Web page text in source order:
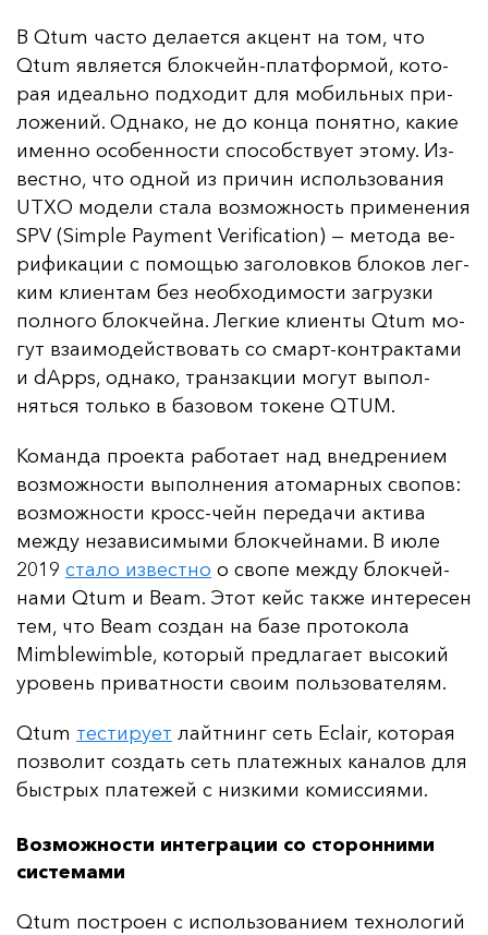
В Qtum час­то де­ла­ет­ся ак­цент на том, что
Qtum яв­ля­ет­ся блок­чейн-плат­фор­мой, ко­то­
рая иде­аль­но под­хо­дит для мо­биль­ных при­
ло­же­ний. Од­на­ко, не до кон­ца по­нят­но, ка­кие
имен­но осо­бен­нос­ти спо­собс­тву­ет это­му. Из­
вес­тно, что од­ной из при­чин ис­поль­зо­ва­ния
UTXO мо­де­ли ста­ла воз­мож­ность при­ме­не­ния
SPV (Simple Payment Verification) — ме­то­да ве­
ри­фи­ка­ции с по­мощью за­го­лов­ков бло­ков лег­
ким кли­ен­там без не­об­хо­ди­мос­ти заг­руз­ки
пол­но­го блок­чей­на. Лег­кие кли­ен­ты Qtum мо­
гут вза­имо­дей­ство­вать со смарт-кон­трак­та­ми
и dApps, од­на­ко, тран­зак­ции мо­гут вы­пол­
нять­ся толь­ко в ба­зо­вом то­ке­не QTUM.
Ко­ман­да про­ек­та ра­бо­та­ет над внед­ре­ни­ем
воз­мож­нос­ти вы­пол­не­ния ато­мар­ных сво­пов:
воз­мож­нос­ти кросс-чейн пе­ре­да­чи ак­ти­ва
меж­ду не­за­ви­си­мы­ми блок­чей­на­ми. В и­юле
2019 ста­ло из­вес­тно о сво­пе меж­ду блок­чей­
на­ми Qtum и Beam. Этот кейс так­же ин­те­ре­сен
тем, что Beam соз­дан на ба­зе про­то­ко­ла
Mimblewimble, ко­то­рый пред­ла­га­ет вы­со­кий
уро­вень при­ват­нос­ти сво­им поль­зо­ва­те­лям.
Qtum тес­ти­ру­ет лай­тнинг сеть Eclair, ко­то­рая
поз­во­лит соз­дать сеть пла­теж­ных ка­на­лов для
быс­трых пла­те­жей с низ­ки­ми ко­мис­си­ями.
Возможности интеграции со сторонними
системами
Qtum пос­тро­ен с ис­поль­зо­ва­ни­ем тех­но­ло­гий